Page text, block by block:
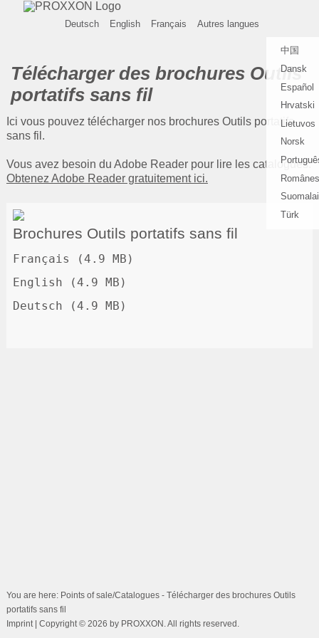
Deutsch English Français Autres langues
中国
Dansk
Español
Hrvatski
Lietuvos
Norsk
Türk
Télécharger des brochures Outils
portatifs sans fil
Ici vous pouvez télécharger nos brochures Outils portatifs
sans fil.
Vous avez besoin du Adobe Reader pour lire les catalogues.
Obtenez Adobe Reader gratuitement ici.
Brochures Outils portatifs sans fil
Français (4.9 MB)
English (4.9 MB)
Deutsch (4.9 MB)
You are here: Points of sale/Catalogues - Télécharger des brochures Outils
portatifs sans fil
Imprint| Copyright © 2026 by PROXXON. All rights reserved.